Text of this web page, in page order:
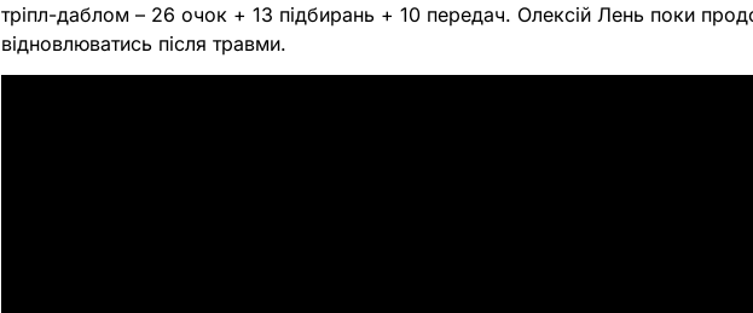
тріпл-даблом – 26 очок + 13 підбирань + 10 передач. Олексій Лень поки
відновлюватись після травми.